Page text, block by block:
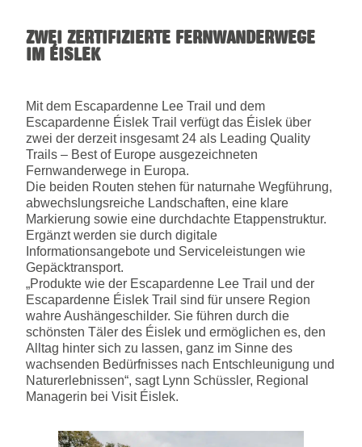
ZWEI ZERTIFIZIERTE FERNWANDERWEGE
IM ÉISLEK
Mit dem Escapardenne Lee Trail und dem
Escapardenne Éislek Trail verfügt das Éislek über
zwei der derzeit insgesamt 24 als Leading Quality
Trails – Best of Europe ausgezeichneten
Fernwanderwege in Europa.
Die beiden Routen stehen für naturnahe Wegführung,
abwechslungsreiche Landschaften, eine klare
Markierung sowie eine durchdachte Etappenstruktur.
Ergänzt werden sie durch digitale
Informationsangebote und Serviceleistungen wie
Gepäcktransport.
„Produkte wie der Escapardenne Lee Trail und der
Escapardenne Éislek Trail sind für unsere Region
wahre Aushängeschilder. Sie führen durch die
schönsten Täler des Éislek und ermöglichen es, den
Alltag hinter sich zu lassen, ganz im Sinne des
wachsenden Bedürfnisses nach Entschleunigung und
Naturerlebnissen“, sagt Lynn Schüssler, Regional
Managerin bei Visit Éislek.